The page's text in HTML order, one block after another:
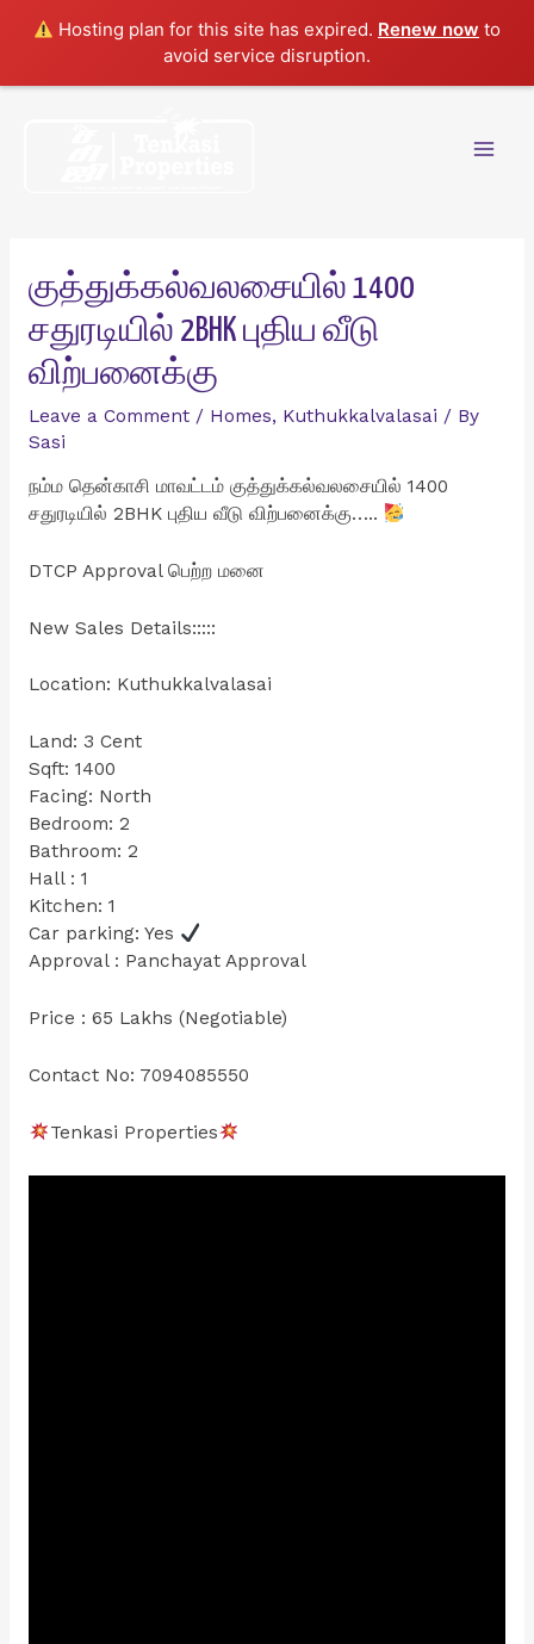
Hosting plan for this site has expired. Renew now to
avoid service disruption.
குத்துக்கல்வலசையில் 1400
சதுரடியில் 2BHK புதிய வீடு
விற்பனைக்கு
Leave a Comment / Homes, Kuthukkalvalasai / By
Sasi
நம்ம தென்காசி மாவட்டம் குத்துக்கல்வலசையில் 1400
சதுரடியில் 2BHK புதிய வீடு விற்பனைக்கு…..
DTCP Approval பெற்ற மனை
New Sales Details:::::
Location: Kuthukkalvalasai
Land: 3 Cent
Sqft: 1400
Facing: North
Bedroom: 2
Bathroom: 2
Hall : 1
Kitchen: 1
Car parking: Yes
Approval : Panchayat Approval
Price : 65 Lakhs (Negotiable)
Contact No: 7094085550
Tenkasi Properties